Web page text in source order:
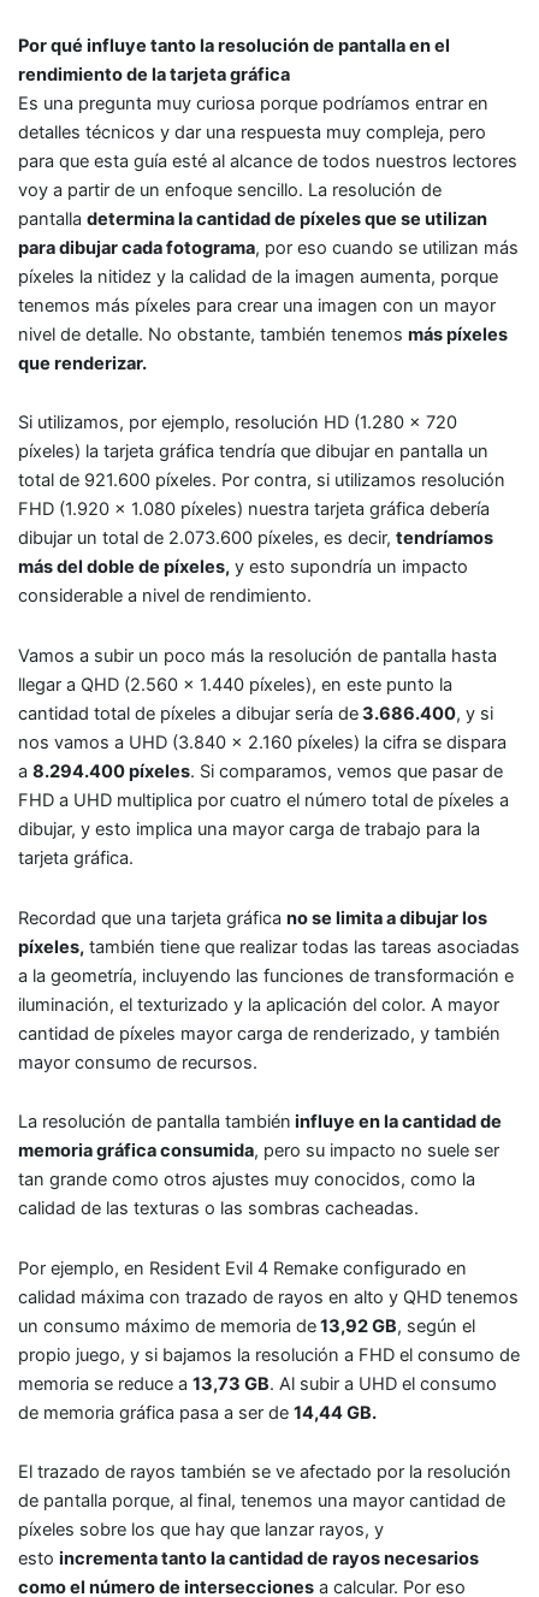
Por qué influye tanto la resolución de pantalla en el
rendimiento de la tarjeta gráfica
Es una pregunta muy curiosa porque podríamos entrar en
detalles técnicos y dar una respuesta muy compleja, pero
para que esta guía esté al alcance de todos nuestros lectores
voy a partir de un enfoque sencillo. La resolución de
pantalla determina la cantidad de píxeles que se utilizan
para dibujar cada fotograma, por eso cuando se utilizan más
píxeles la nitidez y la calidad de la imagen aumenta, porque
tenemos más píxeles para crear una imagen con un mayor
nivel de detalle. No obstante, también tenemos más píxeles
que renderizar.
Si utilizamos, por ejemplo, resolución HD (1.280 x 720
píxeles) la tarjeta gráfica tendría que dibujar en pantalla un
total de 921.600 píxeles. Por contra, si utilizamos resolución
FHD (1.920 x 1.080 píxeles) nuestra tarjeta gráfica debería
dibujar un total de 2.073.600 píxeles, es decir, tendríamos
más del doble de píxeles, y esto supondría un impacto
considerable a nivel de rendimiento.
Vamos a subir un poco más la resolución de pantalla hasta
llegar a QHD (2.560 x 1.440 píxeles), en este punto la
cantidad total de píxeles a dibujar sería de3.686.400, y si
nos vamos a UHD (3.840 x 2.160 píxeles) la cifra se dispara
a 8.294.400 píxeles. Si comparamos, vemos que pasar de
FHD a UHD multiplica por cuatro el número total de píxeles a
dibujar, y esto implica una mayor carga de trabajo para la
tarjeta gráfica.
Recordad que una tarjeta gráfica no se limita a dibujar los
píxeles, también tiene que realizar todas las tareas asociadas
a la geometría, incluyendo las funciones de transformación e
iluminación, el texturizado y la aplicación del color. A mayor
cantidad de píxeles mayor carga de renderizado, y también
mayor consumo de recursos.
La resolución de pantalla también influye en la cantidad de
memoria gráfica consumida, pero su impacto no suele ser
tan grande como otros ajustes muy conocidos, como la
calidad de las texturas o las sombras cacheadas.
Por ejemplo, en Resident Evil 4 Remake configurado en
calidad máxima con trazado de rayos en alto y QHD tenemos
un consumo máximo de memoria de13,92 GB, según el
propio juego, y si bajamos la resolución a FHD el consumo de
memoria se reduce a 13,73 GB. Al subir a UHD el consumo
de memoria gráfica pasa a ser de 14,44 GB.
El trazado de rayos también se ve afectado por la resolución
de pantalla porque, al final, tenemos una mayor cantidad de
píxeles sobre los que hay que lanzar rayos, y
esto incrementa tanto la cantidad de rayos necesarios
como el número de intersecciones a calcular. Por eso